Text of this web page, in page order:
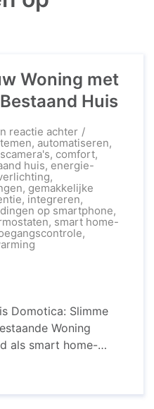
Woning met
Huis
reactie achterop
Optimaliseer
Jouw
Woning
met
Domotica
in
een
Bestaand
Huis
, automatiseren,
, comfort,
huis, energie-
,
, gemakkelijke
, integreren,
op smartphone,
, smart home-
,
Domotica: Slimme
Woning
als smart home-
in een slimme en
Of je nu op zoek